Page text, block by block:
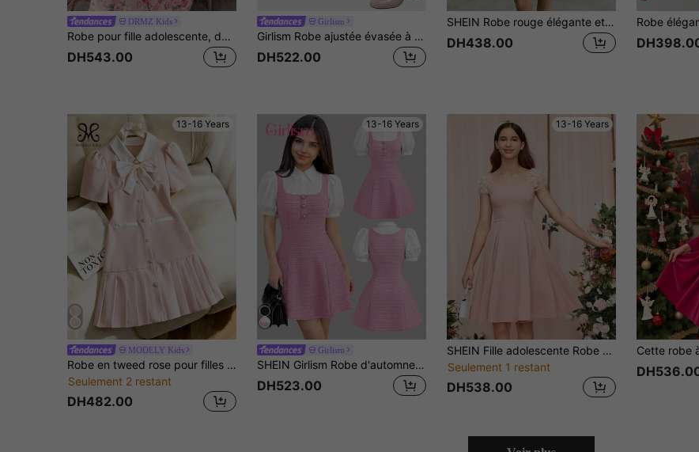
DRMZ Kids
Robe pour fille adolescente, décontractée, polyvalente, confortable, ajustée, élégante, avec manches bouffantes, dos froncé, imprimé floral délicat, rose, douce et confortable, convient pour les rassemblements, les fêtes, les pique-niques, les anniversaires, robe de banquet de référence KIDS
DH543.00
Girlism
Girlism Robe ajustée évasée à manches évasées avec col carré, motif floral français mignon tricoté. Robe de fée élégante, robe de princesse, imprimé rose, robe d'anniversaire, printemps/automne pour adolescentes
DH522.00
SHEIN Robe rouge élégante et mignonne pour adolescente avec encolure carrée, coupe évasée et grand nœud dans le dos
DH438.00
13-16 Years
MODELY Kids
Robe en tweed rose pour filles d'été, robe élégante avec col blanc et manches bouffantes avec nœud, décoration de boutons de perle, ourlet plissé, parfaite pour les fêtes, la remise des diplômes et le port quotidien, vêtements de cérémonie chics pour enfants
Seulement 2 restant
DH482.00
13-16 Years
Girlism
SHEIN Girlism Robe d'automne en tweed à carreaux roses élégante avec patchwork et manches courtes pour adolescentes, robe d'école preppy pour la remise des diplômes d'été, style pour fête d'anniversaire, bal de promo
DH523.00
13-16 Years
SHEIN Fille adolescente Robe applique en tulle manches bouffantes à plis
Seulement 1 restant
DH538.00